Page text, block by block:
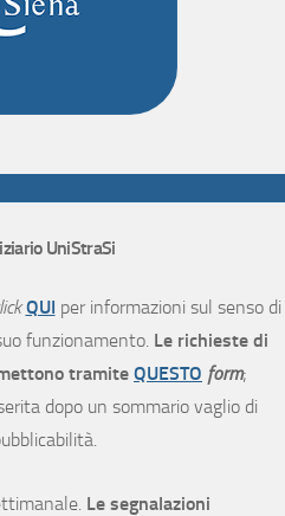
UniStraSi
QUI per informazioni sul senso di
funzionamento. Le richieste di
tramite QUESTO form;
dopo un sommario vaglio di
Le segnalazioni